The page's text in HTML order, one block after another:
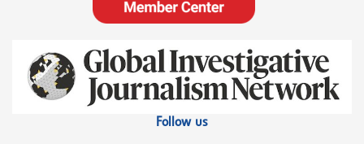
Follow us